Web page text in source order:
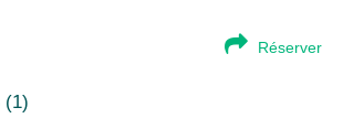
Réserver
(1)